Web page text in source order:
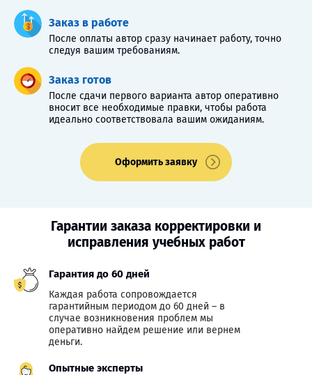
Заказ в работе
После оплаты автор сразу начинает работу, точно
следуя вашим требованиям.
Заказ готов
После сдачи первого варианта автор оперативно
вносит все необходимые правки, чтобы работа
идеально соответствовала вашим ожиданиям.
Оформить заявку
Гарантии заказа корректировки и
исправления учебных работ
Гарантия до 60 дней
Каждая работа сопровождается
гарантийным периодом до 60 дней – в
случае возникновения проблем мы
оперативно найдем решение или вернем
деньги.
Опытные эксперты